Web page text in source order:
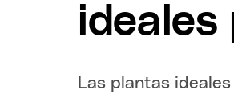
ideales
Las plantas